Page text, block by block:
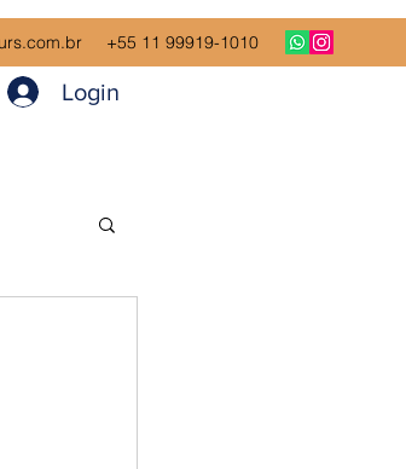
+55 11 99919-1010
Login